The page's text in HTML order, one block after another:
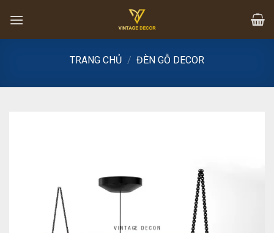
content
TRANG CHỦ / ĐÈN GỖ DECOR